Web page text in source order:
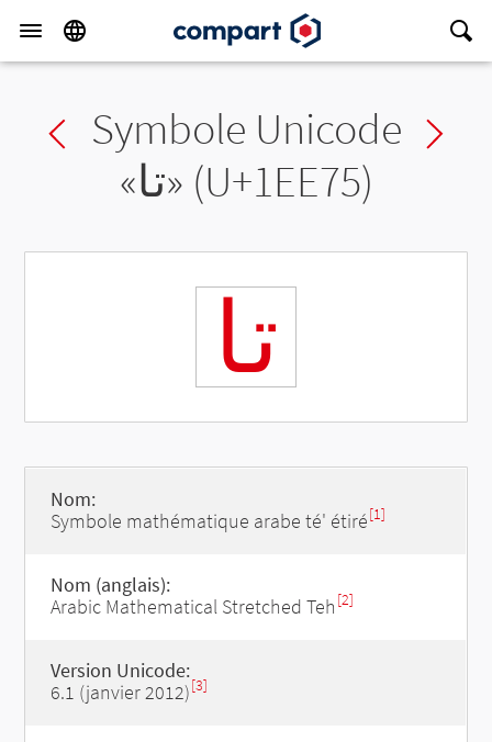
Previous char
Symbole Unicode
«𞹵» (U+1EE75)
𞹵
Nom:
Symbole mathématique arabe té' étiré[1]
Nom (anglais):
Arabic Mathematical Stretched Teh [2]
Version Unicode:
6.1 (janvier 2012)[3]